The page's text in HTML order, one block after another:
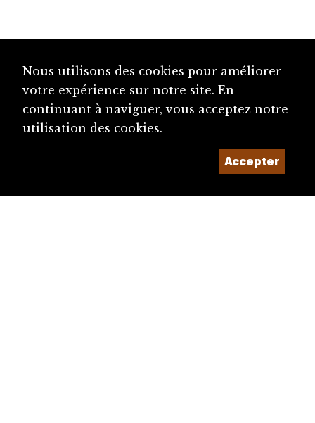
Nous utilisons des cookies pour améliorer
votre expérience sur notre site. En
continuant à naviguer, vous acceptez notre
utilisation des cookies.
Accepter